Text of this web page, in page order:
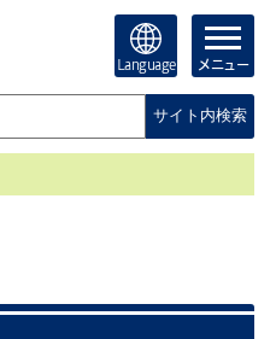
Language メニュー
サイト内検索